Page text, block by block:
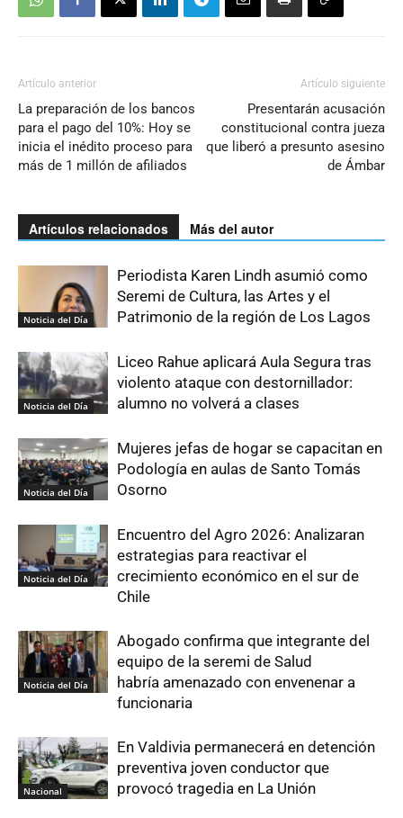
Artículo anterior
La preparación de los bancos
para el pago del 10%: Hoy se
inicia el inédito proceso para
más de 1 millón de afiliados
Artículo siguiente
Presentarán acusación
constitucional contra jueza
que liberó a presunto asesino
de Ámbar
Artículos relacionados Más del autor
Noticia del Día
Periodista Karen Lindh asumió como
Seremi de Cultura, las Artes y el
Patrimonio de la región de Los Lagos
Noticia del Día
Liceo Rahue aplicará Aula Segura tras
violento ataque con destornillador:
alumno no volverá a clases
Noticia del Día
Mujeres jefas de hogar se capacitan en
Podología en aulas de Santo Tomás
Osorno
Noticia del Día
Encuentro del Agro 2026: Analizaran
estrategias para reactivar el
crecimiento económico en el sur de
Chile
Noticia del Día
Abogado confirma que integrante del
equipo de la seremi de Salud
habría amenazado con envenenar a
funcionaria
Nacional
En Valdivia permanecerá en detención
preventiva joven conductor que
provocó tragedia en La Unión